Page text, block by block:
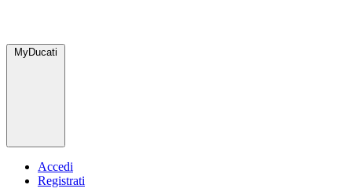
MyDucati
Accedi
Registrati